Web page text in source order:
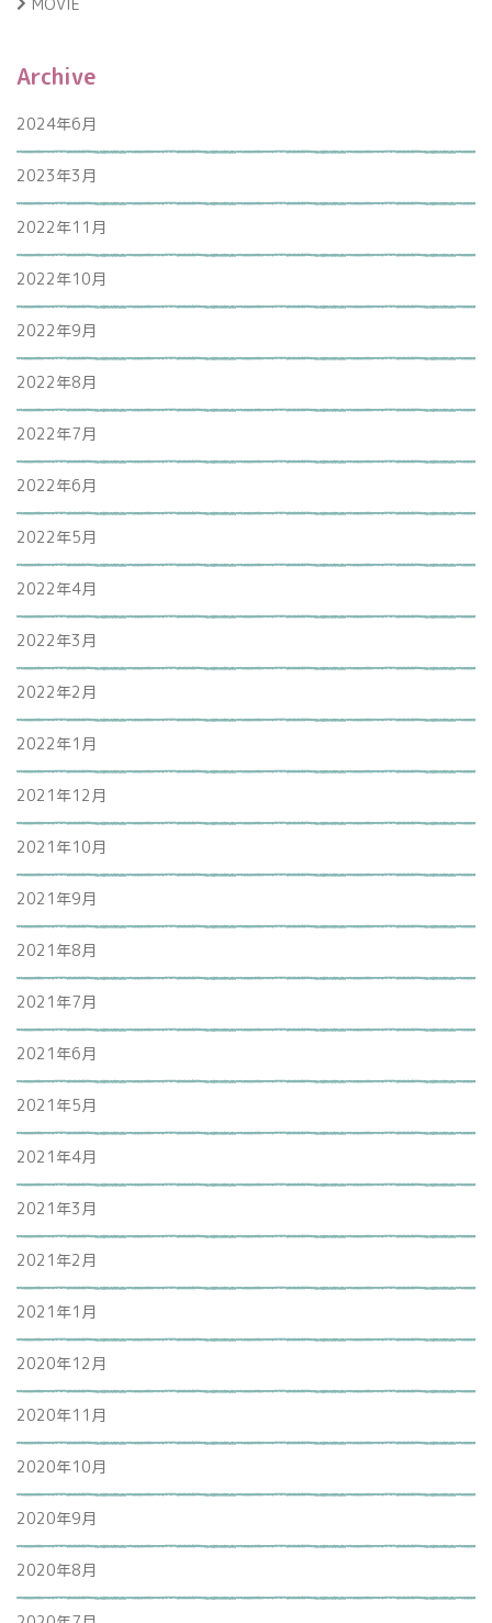
Archive
2024年6月
2023年3月
2022年11月
2022年10月
2022年9月
2022年8月
2022年7月
2022年6月
2022年5月
2022年4月
2022年3月
2022年2月
2022年1月
2021年12月
2021年10月
2021年9月
2021年8月
2021年7月
2021年6月
2021年5月
2021年4月
2021年3月
2021年2月
2021年1月
2020年12月
2020年11月
2020年10月
2020年9月
2020年8月